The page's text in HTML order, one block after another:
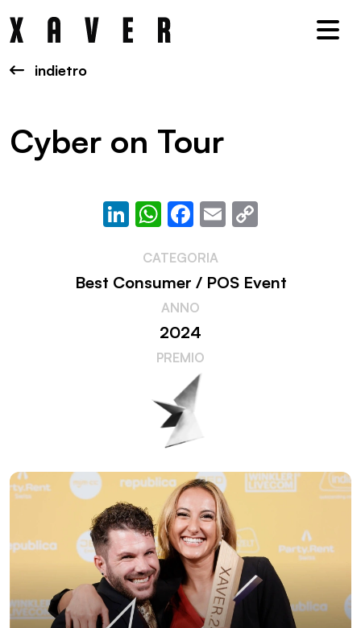
indietro
Cyber on Tour
LinkedIn
WhatsApp
Facebook
Email
CATEGORIA
Best Consumer / POS Event
ANNO
2024
PREMIO